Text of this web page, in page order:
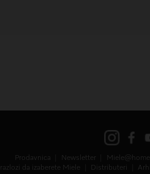
Prodavnica Newsletter Miele@home
razlozi da izaberete Miele
Distributeri